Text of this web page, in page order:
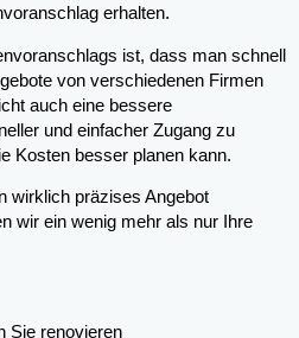
erhalten.
ist, dass man schnell
von verschiedenen Firmen
auch eine bessere
und einfacher Zugang zu
Kosten besser planen kann.
wirklich präzises Angebot
wir ein wenig mehr als nur Ihre
Sie renovieren